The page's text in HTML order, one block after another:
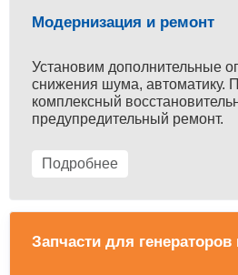
Модернизация и ремонт
Установим дополнительные
снижения шума, автоматику.
комплексный
предупредительный ремонт.
Подробнее
Запчасти для генераторов